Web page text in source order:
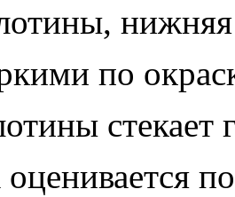
по
оценивается